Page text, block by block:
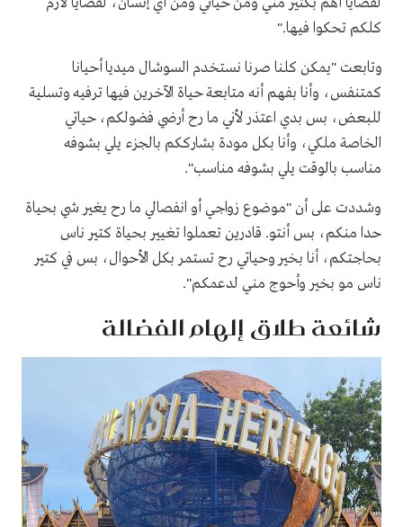
كلكم تحكوا فيها".
وتابعت "يمكن كلنا صرنا نستخدم السوشال ميديا أحيانا
كمتنفس، وأنا بفهم أنه متابعة حياة الآخرين فيها ترفيه وتسلية
للبعض، بس بدي اعتذر لأني ما رح أرضي فضولكم، حياتي
الخاصة ملكي، وأنا بكل مودة بشارككم بالجزء يلي بشوفه
مناسب بالوقت يلي بشوفه مناسب".
وشددت على أن "موضوع زواجي أو انفصالي ما رح يغير شي بحياة
حدا منكم، بس أنتو. قادرين تعملوا تغيير بحياة كتير ناس
بحاجتكم، أنا بخير وحياتي رح تستمر بكل الأحوال، بس في كتير
ناس مو بخير وأحوج مني لدعمكم".
شائعة طلاق إلهام الفضالة